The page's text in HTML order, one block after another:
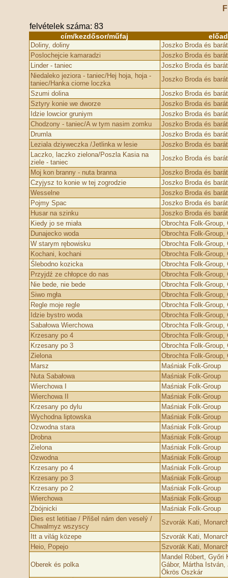
felvételek száma: 83
cím/kezdősor/műfaj
Doliny, doliny
Joszko Broda és
Poslochejcie kamaradzi
Joszko Broda és
Linder - taniec
Joszko Broda és
Niedaleko jeziora - taniec/Hej hoja, hoja -
taniec/Hanka ciorne loczka
Joszko Broda és
Szumi dolina
Joszko Broda és
Sztyry konie we dworze
Joszko Broda és
Idzie lowcior gruniym
Joszko Broda és
Chodzony - taniec/A w tym nasim zomku
Joszko Broda és
Drumla
Joszko Broda és
Leziala dziyweczka /Jetlinka w lesie
Joszko Broda és
Laczko, laczko zielona/Poszla Kasia na
ziele - taniec
Joszko Broda és
Moj kon branny - nuta branna
Joszko Broda és
Czyjysz to konie w tej zogrodzie
Joszko Broda és
Wesselne
Joszko Broda és
Pojmy Spac
Joszko Broda és
Husar na szinku
Joszko Broda és
Kiedy jo se miała
Obrochta Folk-Group,
Dunajecko woda
Obrochta Folk-Group,
W starym rębowisku
Obrochta Folk-Group,
Kochani, kochani
Obrochta Folk-Group,
Ślebodno kozicka
Obrochta Folk-Group,
Przyjdź ze chłopce do nas
Obrochta Folk-Group,
Nie bede, nie bede
Obrochta Folk-Group,
Siwo mgła
Obrochta Folk-Group,
Regle moje regle
Obrochta Folk-Group,
Idzie bystro woda
Obrochta Folk-Group,
Sabałowa Wierchowa
Obrochta Folk-Group,
Krzesany po 4
Obrochta Folk-Group,
Krzesany po 3
Obrochta Folk-Group,
Zielona
Obrochta Folk-Group,
Marsz
Maśniak Folk-Group
Nuta Sabałowa
Maśniak Folk-Group
Wierchowa I
Maśniak Folk-Group
Wierchowa II
Maśniak Folk-Group
Krzesany po dylu
Maśniak Folk-Group
Wychodna liptowska
Maśniak Folk-Group
Ozwodna stara
Maśniak Folk-Group
Drobna
Maśniak Folk-Group
Zielona
Maśniak Folk-Group
Ozwodna
Maśniak Folk-Group
Krzesany po 4
Maśniak Folk-Group
Krzesany po 3
Maśniak Folk-Group
Krzesany po 2
Maśniak Folk-Group
Wierchowa
Maśniak Folk-Group
Zbójnicki
Maśniak Folk-Group
Dies est letitiae / Přišel nám den veselý /
Chwalmyz wszyscy
Szvorák Kati,
Itt a világ közepe
Szvorák Kati,
Heio, Popejo
Szvorák Kati,
Oberek és polka
Mandel Róbert, Győri
Gábor, Mártha István,
Ökrös Oszkár